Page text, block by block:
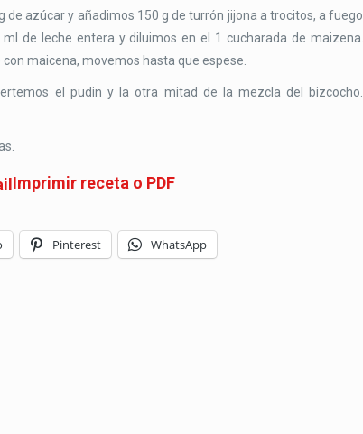
azúcar y añadimos 150 g de turrón jijona a trocitos, a fuego
de leche entera y diluimos en el 1 cucharada de maizena.
maicena, movemos hasta que espese.
el pudin y la otra mitad de la mezcla del bizcocho.
Imprimir receta o PDF
Pinterest WhatsApp